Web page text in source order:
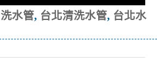
洗水管, 台北清洗水管, 台北水